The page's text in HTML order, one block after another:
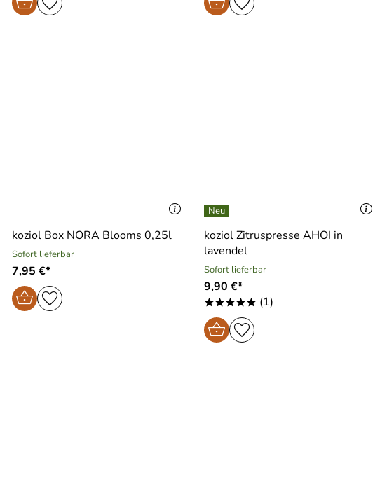
koziol Box NORA Blooms 0,25l
Sofort lieferbar
7,95 €*
koziol Zitruspresse AHOI in
lavendel
Sofort lieferbar
9,90 €*
***** (1)